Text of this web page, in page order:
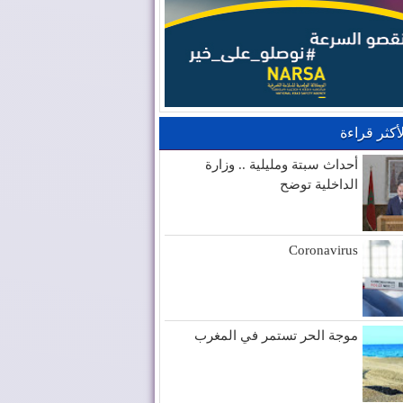
قراءة
أحداث سبتة ومليلية .. وزارة
الداخلية توضح
Coronavirus
موجة الحر تستمر في المغرب